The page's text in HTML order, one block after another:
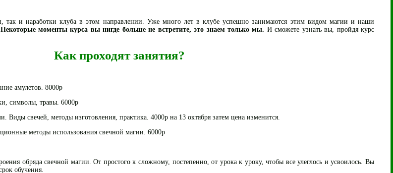
так и наработки клуба в этом направлении. Уже много лет в клубе успешно занимаются этим видом магии и наши
Некоторые моменты курса вы нигде больше не встретите, это знаем только мы. И сможете узнать вы, пройдя курс
Как проходят занятия?
амулетов. 8000р
символы, травы. 6000р
Виды свечей, методы изготовления, практика. 4000р на 13 октября затем цена изменится.
методы использования свечной магии. 6000р
обряда свечной магии. От простого к сложному, постепенно, от урока к уроку, чтобы все улеглось и усвоилось. Вы
обучения.